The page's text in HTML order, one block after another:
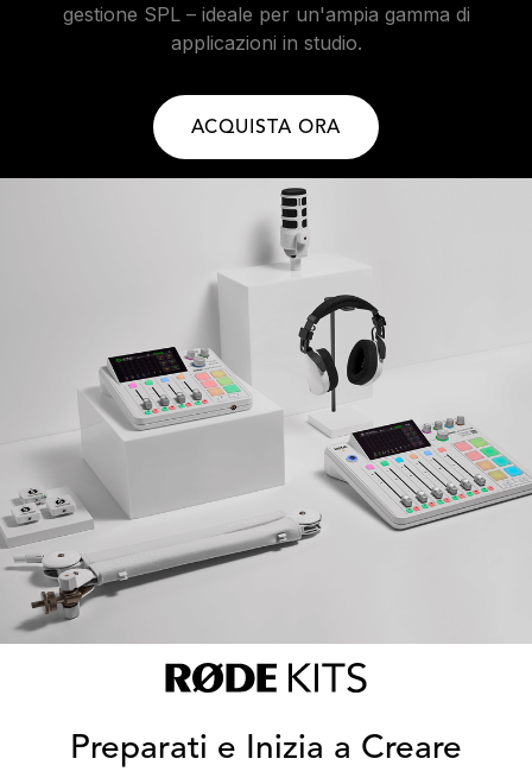
gestione SPL – ideale per un'ampia gamma di
applicazioni in studio.
ACQUISTA ORA
Preparati e Inizia a Creare